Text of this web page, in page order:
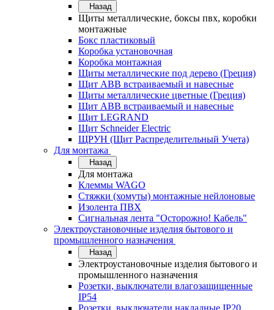
Назад
Щиты металлические, боксы пвх, коробки
монтажные
Бокс пластиковый
Коробка установочная
Коробка монтажная
Щиты металлические под дерево (Греция)
Щит ABB встраиваемый и навесные
Щиты металлические цветные (Греция)
Щит ABB встраиваемый и навесные
Щит LEGRAND
Щит Schneider Electric
ЩРУН (Щит Распределительный Учета)
Для монтажа
Назад
Для монтажа
Клеммы WAGO
Стяжки (хомуты) монтажные нейлоновые
Изолента ПВХ
Сигнальная лента "Осторожно! Кабель"
Электроустановочные изделия бытового и
промышленного назначения
Назад
Электроустановочные изделия бытового и
промышленного назначения
Розетки, выключатели влагозащищенные
IP54
Розетки, выключатели накладные IP20